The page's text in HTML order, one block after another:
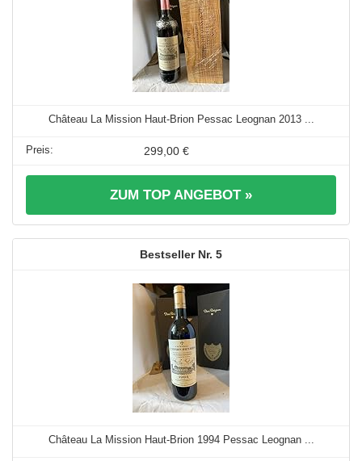
Château La Mission Haut-Brion Pessac Leognan 2013 ...
299,00 €
ZUM TOP ANGEBOT »
5
Château La Mission Haut-Brion 1994 Pessac Leognan ...